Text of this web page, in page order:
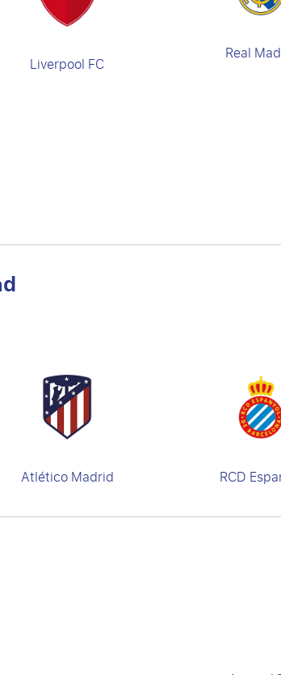
Liverpool FC Real
Atlético Madrid RCD